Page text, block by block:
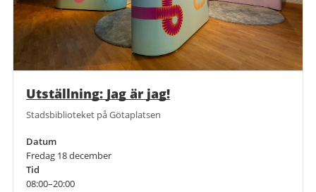
Utställning: Jag är jag!
Stadsbiblioteket på Götaplatsen
Datum
Fredag 18 december
Tid
08:00–20:00